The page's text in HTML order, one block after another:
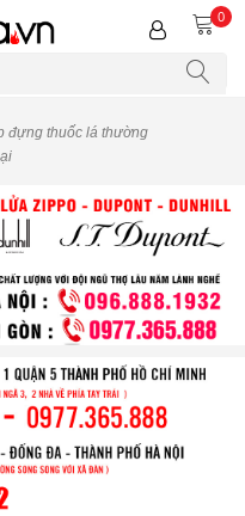
0
đựng thuốc lá thường